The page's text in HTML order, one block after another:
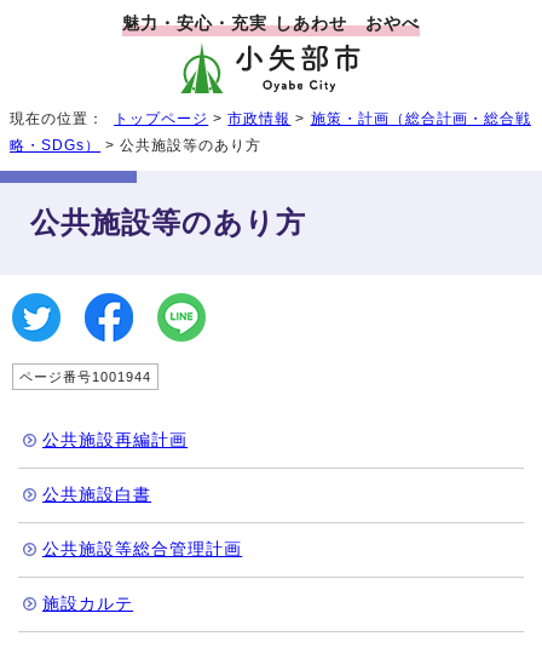
魅力・安心・充実 しあわせ おやべ
現在の位置： トップページ >市政情報 > 施策・計画（総合計画・総合戦
略・SDGs）
> 公共施設等のあり方
公共施設等のあり方
ページ番号1001944
公共施設再編計画
公共施設白書
公共施設等総合管理計画
施設カルテ